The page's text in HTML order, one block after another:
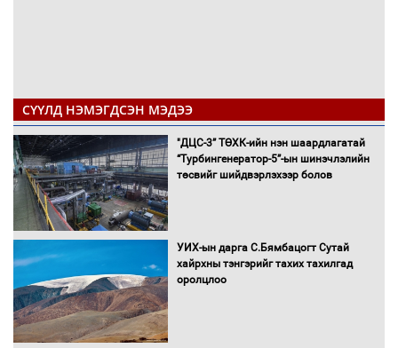
СҮҮЛД НЭМЭГДСЭН МЭДЭЭ
"ДЦС-3” ТӨХК-ийн нэн шаардлагатай
“Турбингенератор-5”-ын шинэчлэлийн
төсвийг шийдвэрлэхээр болов
УИХ-ын дарга С.Бямбацогт Сутай
хайрхны тэнгэрийг тахих тахилгад
оролцлоо